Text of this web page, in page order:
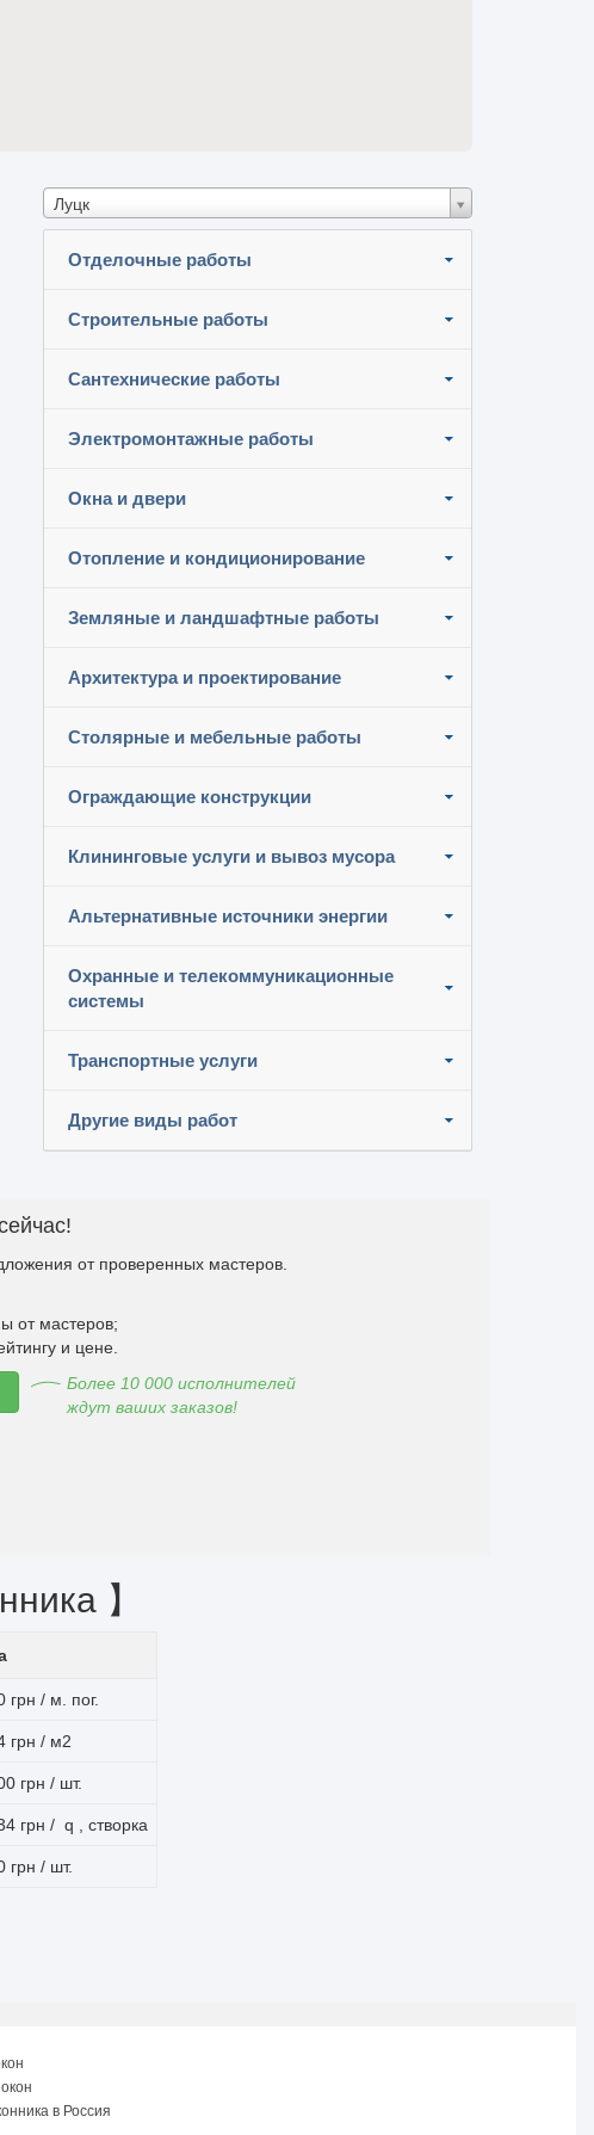
Луцк
Отделочные работы
Строительные работы
Сантехнические работы
Электромонтажные работы
Окна и двери
Отопление и кондиционирование
Земляные и ландшафтные работы
Архитектура и проектирование
Столярные и мебельные работы
Ограждающие конструкции
Клининговые услуги и вывоз мусора
Альтернативные источники энергии
Охранные и телекоммуникационные
системы
Транспортные услуги
Другие виды работ
от проверенных мастеров.
от мастеров;
и цене.
Более 10 000 исполнителей
ждут ваших заказов!
】
грн / м. пог.
грн / м2
грн / шт.
грн / q , створка
грн / шт.
в Россия